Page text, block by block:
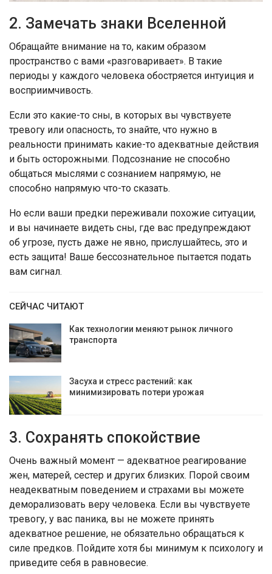
2. Замечать знаки Вселенной
Обращайте внимание на то, каким образом
пространство с вами «разговаривает». В такие
периоды у каждого человека обостряется интуиция и
восприимчивость.
Если это какие-то сны, в которых вы чувствуете
тревогу или опасность, то знайте, что нужно в
реальности принимать какие-то адекватные действия
и быть осторожными. Подсознание не способно
общаться мыслями с сознанием напрямую, не
способно напрямую что-то сказать.
Но если ваши предки переживали похожие ситуации,
и вы начинаете видеть сны, где вас предупреждают
об угрозе, пусть даже не явно, прислушайтесь, это и
есть защита! Ваше бессознательное пытается подать
вам сигнал.
СЕЙЧАС ЧИТАЮТ
Как технологии меняют рынок личного
транспорта
Засуха и стресс растений: как
минимизировать потери урожая
3. Сохранять спокойствие
Очень важный момент — адекватное реагирование
жен, матерей, сестер и других близких. Порой своим
неадекватным поведением и страхами вы можете
деморализовать веру человека. Если вы чувствуете
тревогу, у вас паника, вы не можете принять
адекватное решение, не обязательно обращаться к
силе предков. Пойдите хотя бы минимум к психологу и
приведите себя в равновесие.